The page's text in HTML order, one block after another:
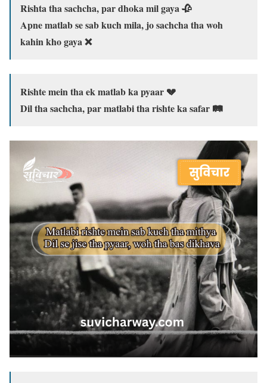
Rishta tha sachcha, par dhoka mil gaya 🥀
Apne matlab se sab kuch mila, jo sachcha tha woh
kahin kho gaya ❌
Rishte mein tha ek matlab ka pyaar 💔
Dil tha sachcha, par matlabi tha rishte ka safar 🛤️